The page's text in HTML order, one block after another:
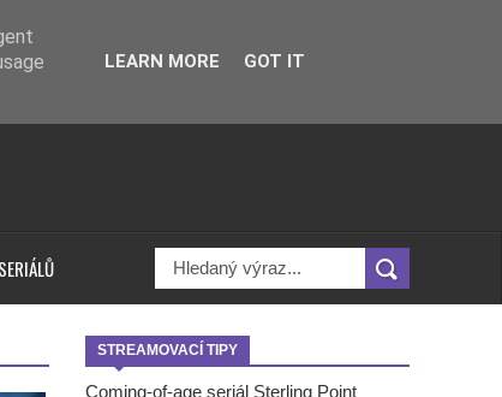
STREAMOVACÍ TIPY
Coming-of-age seriál Sterling Point
LEARN MORE GOT IT